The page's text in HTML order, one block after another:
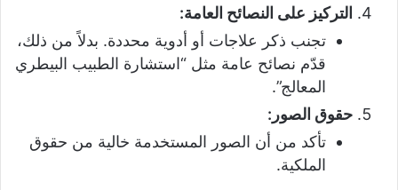
التركيز على النصائح العامة:
تجنب ذكر علاجات أو أدوية محددة. بدلاً من ذلك،
قدّم نصائح عامة مثل “استشارة الطبيب البيطري
المعالج”.
حقوق الصور:
تأكد من أن الصور المستخدمة خالية من حقوق
الملكية.